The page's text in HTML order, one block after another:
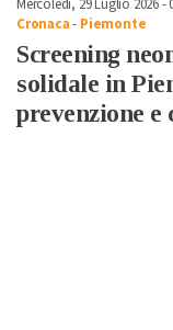
Cronaca- Piemonte
Screening
solidale in
prevenzione e